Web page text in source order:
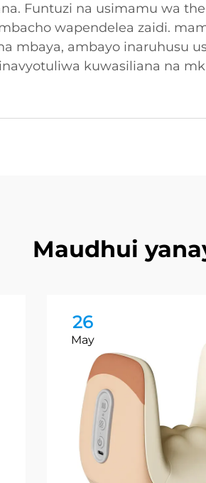
Funtuzi na usimamu wa
wapendelea zaidi.
mbaya, ambayo inaruhusu
kuwasiliana na
Maudhui
26
May